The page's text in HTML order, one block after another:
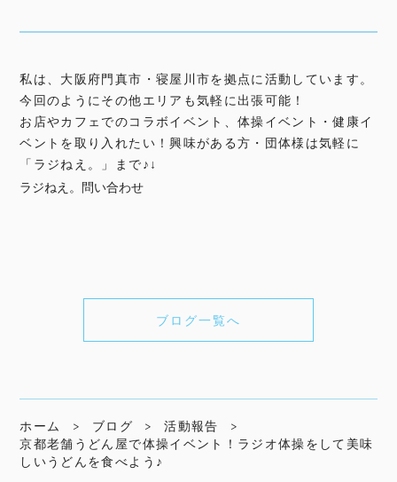
私は、大阪府門真市・寝屋川市を拠点に活動しています。
今回のようにその他エリアも気軽に出張可能！
お店やカフェでのコラボイベント、体操イベント・健康イ
ベントを取り入れたい！興味がある方・団体様は気軽に
「ラジねえ。」まで♪↓
ラジねえ。問い合わせ
ブログ一覧へ
ホーム ブログ
活動報告
京都老舗うどん屋で体操イベント！ラジオ体操をして美味
しいうどんを食べよう♪